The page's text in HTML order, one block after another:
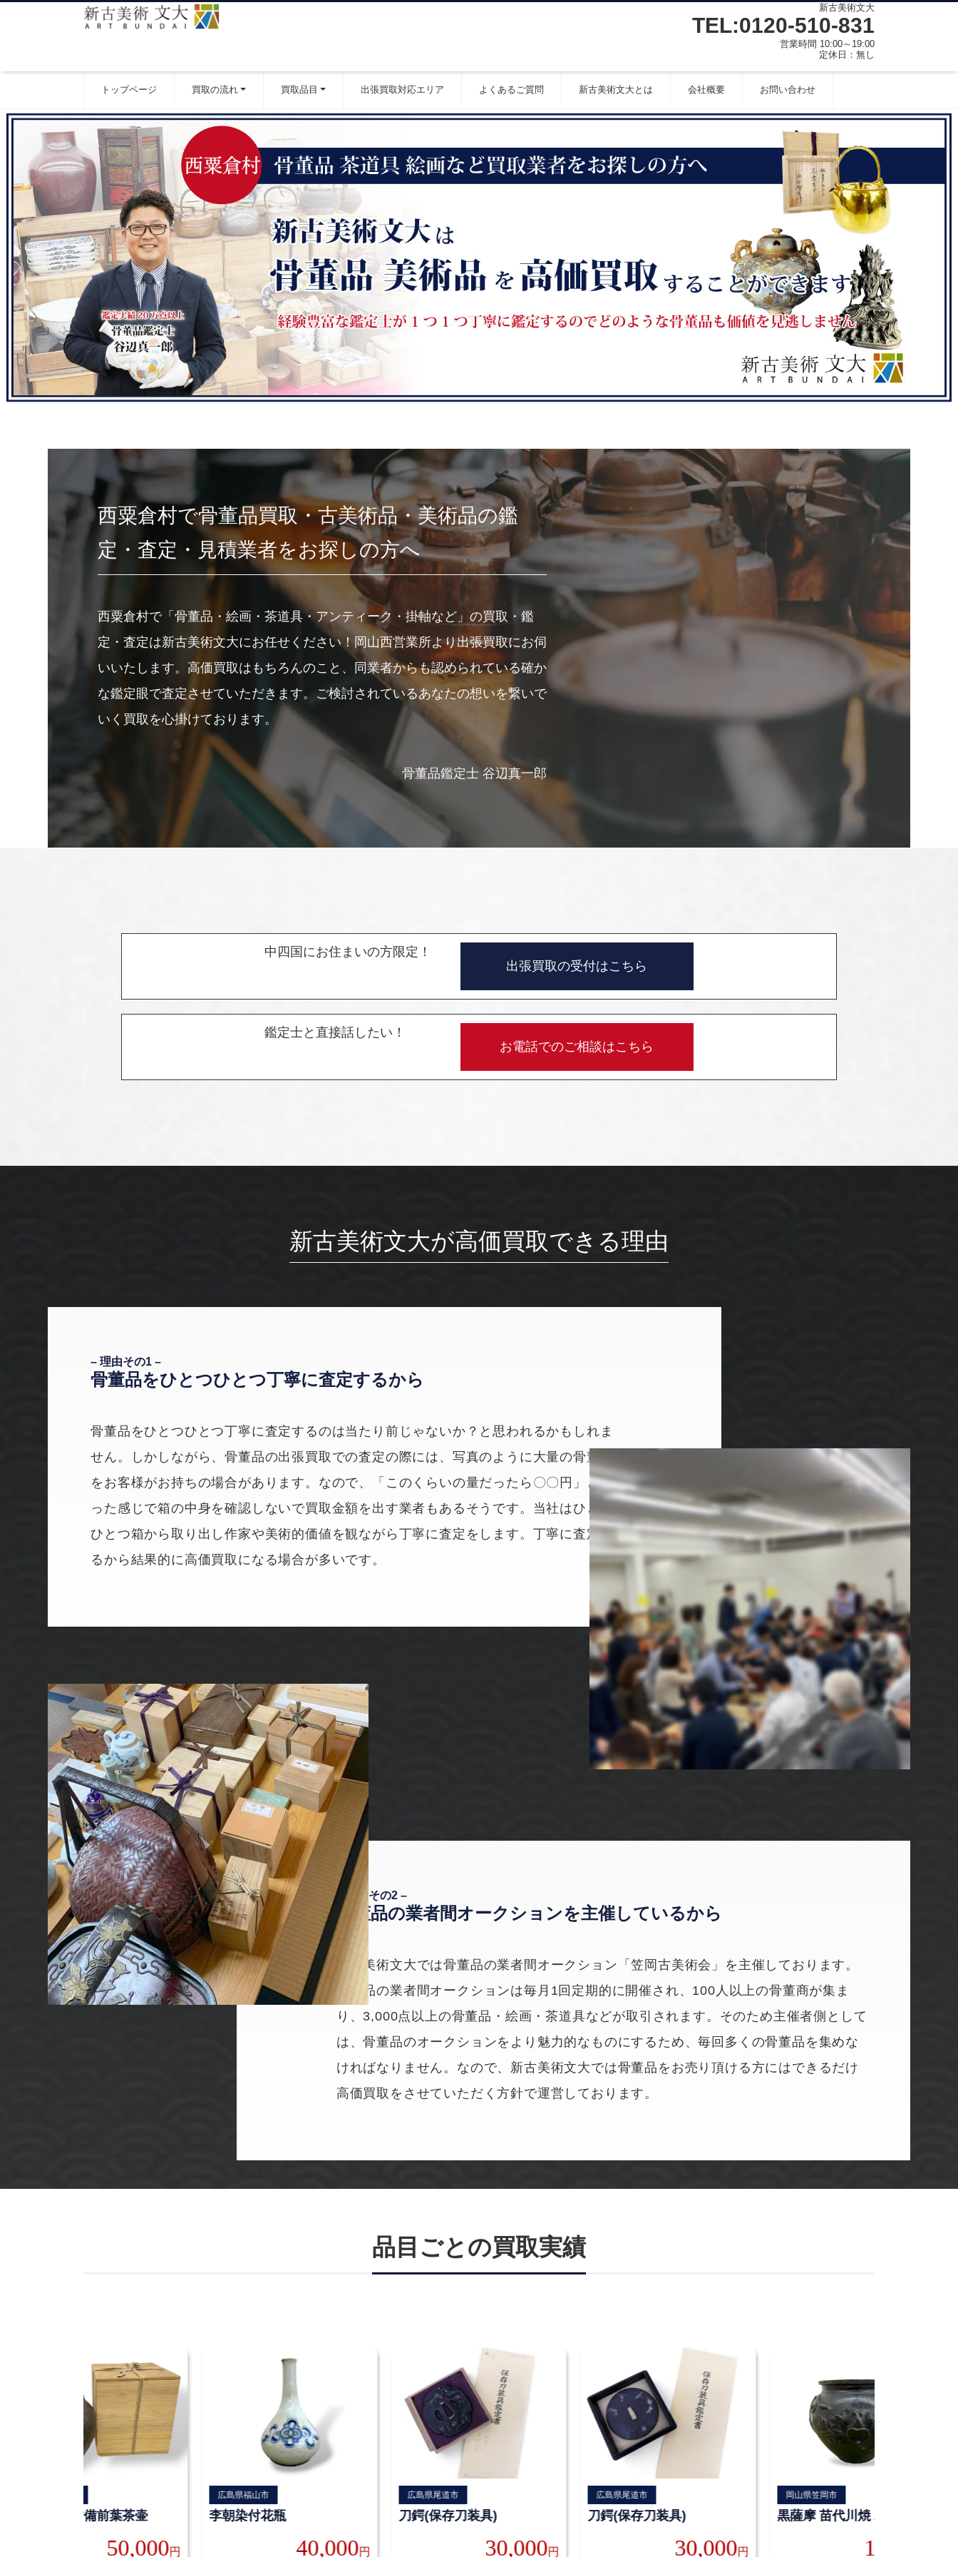
新古美術文大
TEL:0120-510-831
営業時間 10:00～19:00
定休日：無し
トップページ 買取の流れ 買取品目 出張買取対応エリア よくあるご質問 新古美術文大とは 会社概要 お問い合わせ
西粟倉村で骨董品買取・古美術品・美術品の鑑
定・査定・見積業者をお探しの方へ
西粟倉村で「骨董品・絵画・茶道具・アンティーク・掛軸など」の買取・鑑
定・査定は新古美術文大にお任せください！岡山西営業所より出張買取にお伺
いいたします。高価買取はもちろんのこと、同業者からも認められている確か
な鑑定眼で査定させていただきます。ご検討されているあなたの想いを繋いで
いく買取を心掛けております。
骨董品鑑定士 谷辺真一郎
中四国にお住まいの方限定！
出張買取の受付はこちら
鑑定士と直接話したい！
お電話でのご相談はこちら
新古美術文大が高価買取できる理由
– 理由その1 –
骨董品をひとつひとつ丁寧に査定するから
骨董品をひとつひとつ丁寧に査定するのは当たり前じゃないか？と思われるかもしれま
せん。しかしながら、骨董品の出張買取での査定の際には、写真のように大量の骨董品
をお客様がお持ちの場合があります。なので、「このくらいの量だったら〇〇円」とい
った感じで箱の中身を確認しないで買取金額を出す業者もあるそうです。当社はひとつ
ひとつ箱から取り出し作家や美術的価値を観ながら丁寧に査定をします。丁寧に査定す
るから結果的に高価買取になる場合が多いです。
– 理由その2 –
骨董品の業者間オークションを主催しているから
新古美術文大では骨董品の業者間オークション「笠岡古美術会」を主催しております。
骨董品の業者間オークションは毎月1回定期的に開催され、100人以上の骨董商が集ま
り、3,000点以上の骨董品・絵画・茶道具などが取引されます。そのため主催者側として
は、骨董品のオークションをより魅力的なものにするため、毎回多くの骨董品を集めな
ければなりません。なので、新古美術文大では骨董品をお売り頂ける方にはできるだけ
高価買取をさせていただく方針で運営しております。
品目ごとの買取実績
室町時代古備前葉茶壷
50,000円
広島県福山市
李朝染付花瓶
40,000円
広島県尾道市
刀鍔(保存刀装具)
30,000円
広島県尾道市
刀鍔(保存刀装具)
30,000円
岡山県笠岡市
黒薩摩 苗代川焼 水甕
10,000